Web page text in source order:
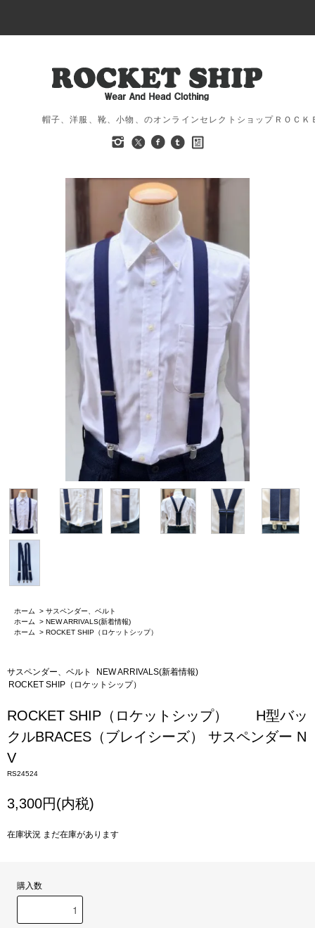
帽子、洋服、靴、小物、のオンラインセレクトショップＲＯＣ
ホーム > サスペンダー、ベルト
ホーム
> NEW ARRIVALS(新着情報)
ホーム
> ROCKET SHIP（ロケットシップ）
サスペンダー、ベルト
NEW ARRIVALS(新着情報)
ROCKET SHIP（ロケットシップ）
ROCKET SHIP（ロケットシップ） H型バッ
クルBRACES（ブレイシーズ） サスペンダー N
V
RS24524
3,300円(内税)
在庫状況 まだ在庫があります
購入数